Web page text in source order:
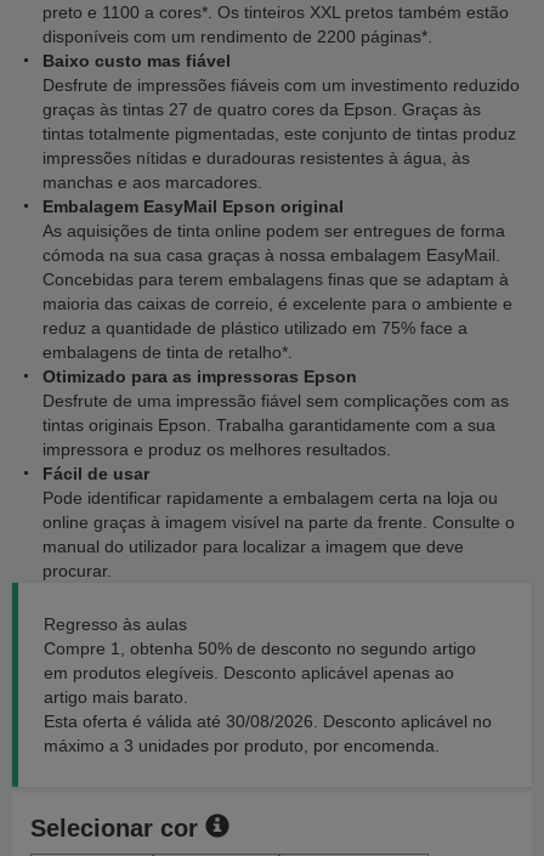
preto e 1100 a cores*. Os tinteiros XXL pretos também estão
disponíveis com um rendimento de 2200 páginas*.
Baixo custo mas fiável
Desfrute de impressões fiáveis com um investimento reduzido
graças às tintas 27 de quatro cores da Epson. Graças às
tintas totalmente pigmentadas, este conjunto de tintas produz
impressões nítidas e duradouras resistentes à água, às
manchas e aos marcadores.
Embalagem EasyMail Epson original
As aquisições de tinta online podem ser entregues de forma
cómoda na sua casa graças à nossa embalagem EasyMail.
Concebidas para terem embalagens finas que se adaptam à
maioria das caixas de correio, é excelente para o ambiente e
reduz a quantidade de plástico utilizado em 75% face a
embalagens de tinta de retalho*.
Otimizado para as impressoras Epson
Desfrute de uma impressão fiável sem complicações com as
tintas originais Epson. Trabalha garantidamente com a sua
impressora e produz os melhores resultados.
Fácil de usar
Pode identificar rapidamente a embalagem certa na loja ou
online graças à imagem visível na parte da frente. Consulte o
manual do utilizador para localizar a imagem que deve
procurar.
Regresso às aulas
Compre 1, obtenha 50% de desconto no segundo artigo
em produtos elegíveis. Desconto aplicável apenas ao
artigo mais barato.
Esta oferta é válida até 30/08/2026. Desconto aplicável no
máximo a 3 unidades por produto, por encomenda.
Selecionar cor